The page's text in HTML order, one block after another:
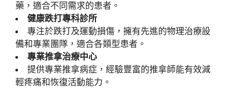
藥，適合不同需求的患者。
健康跌打專科診所
專注於跌打及運動損傷，擁有先進的物理治療設
備和專業團隊，適合各類型患者。
專業推拿治療中心
提供專業推拿病症，經驗豐富的推拿師能有效減
輕疼痛和恢復活動能力。